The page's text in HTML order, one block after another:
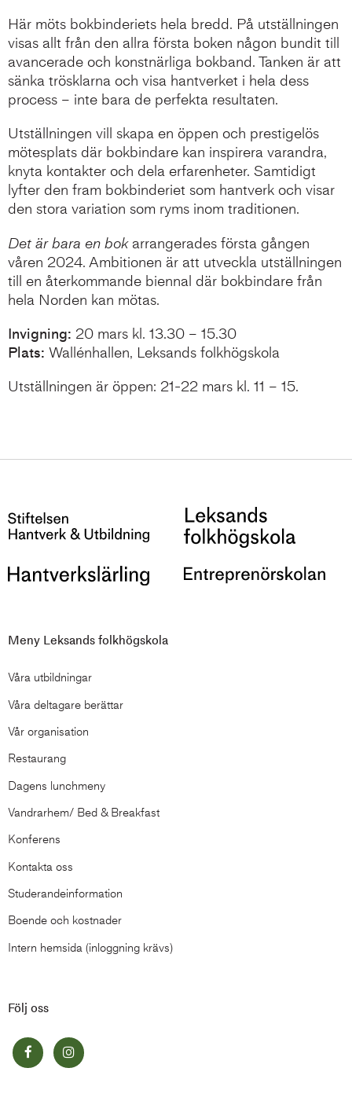
Här möts bokbinderiets hela bredd. På utställningen
visas allt från den allra första boken någon bundit till
avancerade och konstnärliga bokband. Tanken är att
sänka trösklarna och visa hantverket i hela dess
process – inte bara de perfekta resultaten.
Utställningen vill skapa en öppen och prestigelös
mötesplats där bokbindare kan inspirera varandra,
knyta kontakter och dela erfarenheter. Samtidigt
lyfter den fram bokbinderiet som hantverk och visar
den stora variation som ryms inom traditionen.
Det är bara en bokarrangerades första gången
våren 2024. Ambitionen är att utveckla utställningen
till en återkommande biennal där bokbindare från
hela Norden kan mötas.
Invigning: 20 mars kl. 13.30 – 15.30
Plats: Wallénhallen, Leksands folkhögskola
Utställningen är öppen: 21-22 mars kl. 11 – 15.
Meny Leksands folkhögskola
Våra utbildningar
Våra deltagare berättar
Vår organisation
Restaurang
Dagens lunchmeny
Vandrarhem/ Bed & Breakfast
Konferens
Kontakta oss
Studerandeinformation
Boende och kostnader
Intern hemsida (inloggning krävs)
Följ oss